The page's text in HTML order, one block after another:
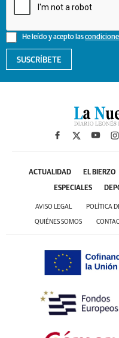
He leído y acepto las
SUSCRÍBETE
ACTUALIDAD EL BIERZO
ESPECIALES
AVISO LEGAL POLÍTICA
QUIÉNES SOMOS